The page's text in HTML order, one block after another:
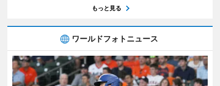
もっと見る
ワールドフォトニュース